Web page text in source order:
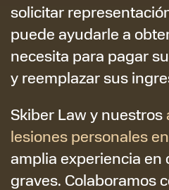
solicitar
puede ayudarle a
necesita para pagar
y reemplazar sus
Skiber Law y nuestros
lesiones personales
amplia experiencia en
graves. Colaboramos